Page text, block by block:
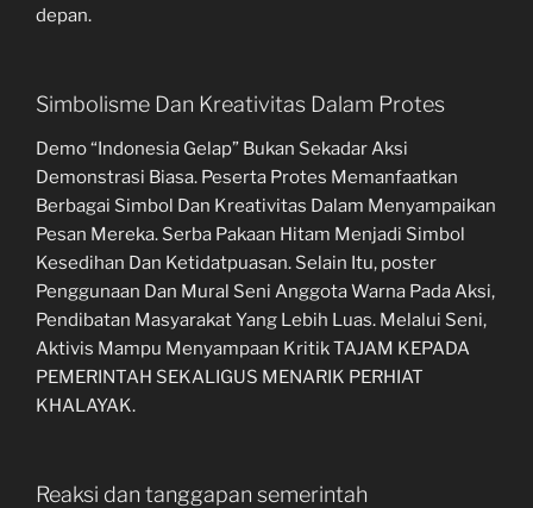
depan.
Simbolisme Dan Kreativitas Dalam Protes
Demo “Indonesia Gelap” Bukan Sekadar Aksi
Demonstrasi Biasa. Peserta Protes Memanfaatkan
Berbagai Simbol Dan Kreativitas Dalam Menyampaikan
Pesan Mereka. Serba Pakaan Hitam Menjadi Simbol
Kesedihan Dan Ketidatpuasan. Selain Itu, poster
Penggunaan Dan Mural Seni Anggota Warna Pada Aksi,
Pendibatan Masyarakat Yang Lebih Luas. Melalui Seni,
Aktivis Mampu Menyampaan Kritik TAJAM KEPADA
PEMERINTAH SEKALIGUS MENARIK PERHIAT
KHALAYAK.
Reaksi dan tanggapan semerintah